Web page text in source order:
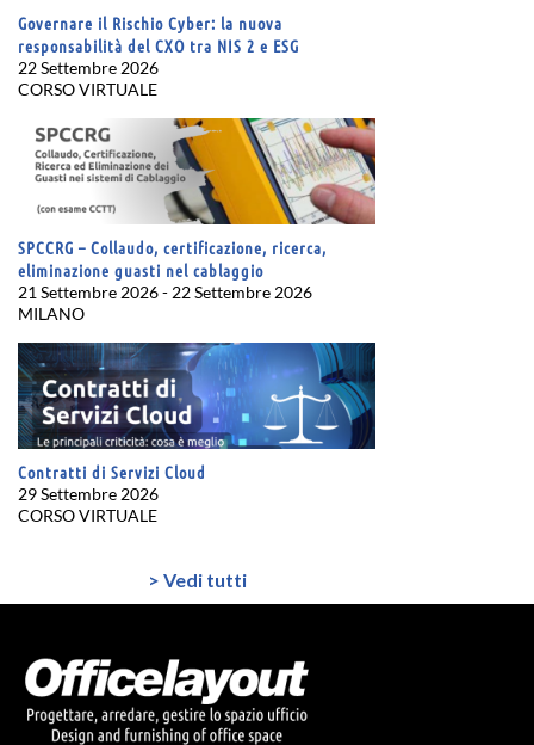
Governare il Rischio Cyber: la nuova
responsabilità del CXO tra NIS 2 e ESG
22 Settembre 2026
CORSO VIRTUALE
SPCCRG – Collaudo, certificazione, ricerca,
eliminazione guasti nel cablaggio
21 Settembre 2026 - 22 Settembre 2026
MILANO
Contratti di Servizi Cloud
29 Settembre 2026
CORSO VIRTUALE
> Vedi tutti